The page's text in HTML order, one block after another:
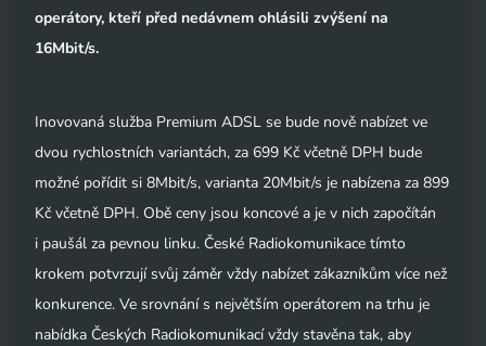
operátory, kteří před nedávnem ohlásili zvýšení na
16Mbit/s.
Inovovaná služba Premium ADSL se bude nově nabízet ve
dvou rychlostních variantách, za 699 Kč včetně DPH bude
možné pořídit si 8Mbit/s, varianta 20Mbit/s je nabízena za 899
Kč včetně DPH. Obě ceny jsou koncové a je v nich započítán
i paušál za pevnou linku. České Radiokomunikace tímto
krokem potvrzují svůj záměr vždy nabízet zákazníkům více než
konkurence. Ve srovnání s největším operátorem na trhu je
nabídka Českých Radiokomunikací vždy stavěna tak, aby